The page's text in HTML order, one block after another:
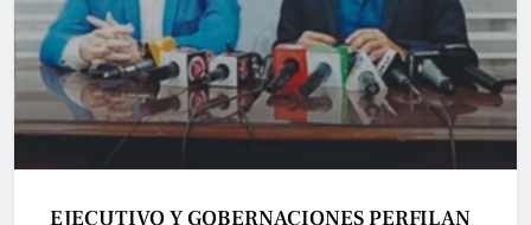
EJECUTIVO Y GOBERNACIONES PERFILAN